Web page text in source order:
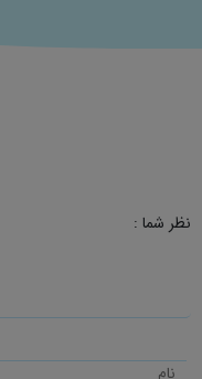
نظر شما :